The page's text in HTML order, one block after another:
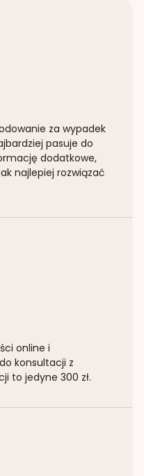
za wypadek
pasuje do
dodatkowe,
najlepiej rozwiązać
online i
konsultacji z
to jedyne 300 zł.